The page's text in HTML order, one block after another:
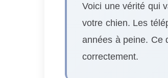
Voici une vérité qui
votre chien. Les
années à peine. Ce
correctement.